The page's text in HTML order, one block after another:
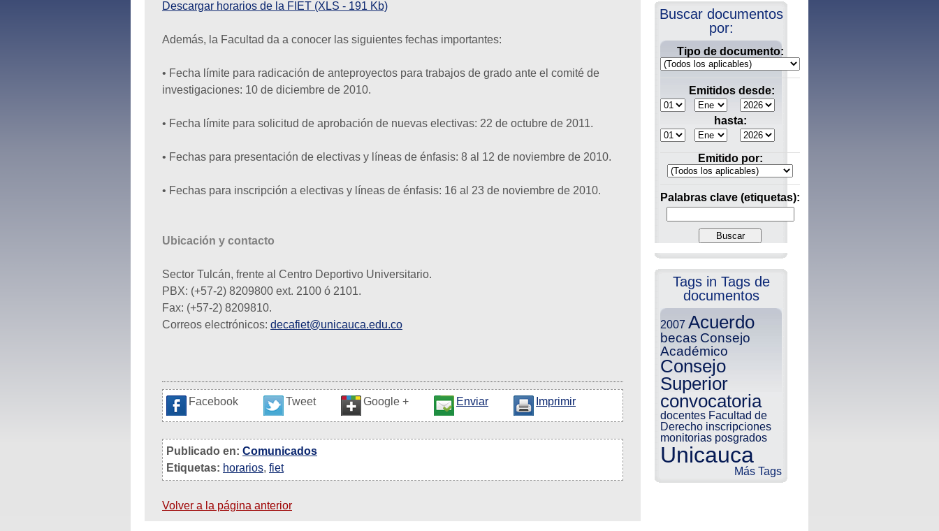
Descargar horarios de la FIET (XLS - 191 Kb)
Además, la Facultad da a conocer las siguientes fechas importantes:
• Fecha límite para radicación de anteproyectos para trabajos de grado ante el comité de
investigaciones: 10 de diciembre de 2010.
• Fecha límite para solicitud de aprobación de nuevas electivas: 22 de octubre de 2011.
• Fechas para presentación de electivas y líneas de énfasis: 8 al 12 de noviembre de 2010.
• Fechas para inscripción a electivas y líneas de énfasis: 16 al 23 de noviembre de 2010.
Ubicación y contacto
Sector Tulcán, frente al Centro Deportivo Universitario.
PBX: (+57-2) 8209800 ext. 2100 ó 2101.
Fax: (+57-2) 8209810.
Correos electrónicos: decafiet@unicauca.edu.co
Facebook Tweet Google + Enviar Imprimir
Publicado en: Comunicados
Etiquetas: horarios, fiet
Volver a la página anterior
Buscar documentos
por:
Tipo de documento:
Emitidos desde:
hasta:
Emitido por:
Palabras clave (etiquetas):
Tags in Tags de
documentos
2007 Acuerdo
becas Consejo
Académico
Consejo
Superior
convocatoria
docentes Facultad de
Derecho inscripciones
monitorias posgrados
Unicauca
Más Tags